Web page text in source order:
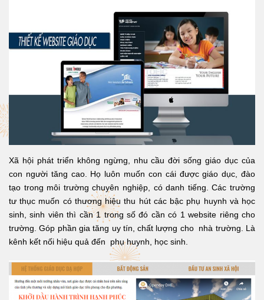
Xã hội phát triển không ngừng, nhu cầu đời sống giáo dục của
con người tăng cao. Họ luôn muốn con cái được giáo dục, đào
tạo trong môi trường chuyên nghiệp, có danh tiếng. Các trường
tư thục muốn có thương hiệu thu hút các bậc phụ huynh và học
sinh, sinh viên thì cần 1 trong số đó cần có 1 website riêng cho
trường. Góp phần gia tăng uy tín, chất lượng cho nhà trường. Là
kênh kết nối hiệu quả đến phụ huynh, học sinh.